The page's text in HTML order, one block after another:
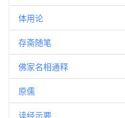
体用论
存斋随笔
佛家名相通释
原儒
读经示要